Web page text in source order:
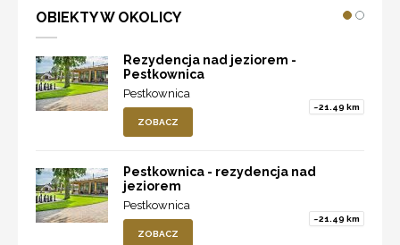
OBIEKTY W OKOLICY
Rezydencja nad jeziorem -
Pestkownica
Pestkownica
~21.49 km
ZOBACZ
Pestkownica - rezydencja nad
jeziorem
Pestkownica
~21.49 km
ZOBACZ